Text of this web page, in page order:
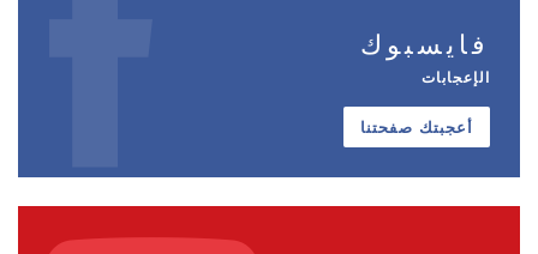
فايسبوك
الإعجابات
أعجبتك صفحتنا